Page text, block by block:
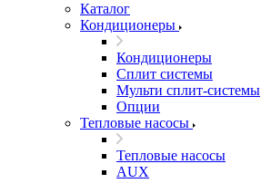
Каталог
Кондиционеры
Кондиционеры
Сплит системы
Мульти сплит-системы
Опции
Тепловые насосы
Тепловые насосы
AUX